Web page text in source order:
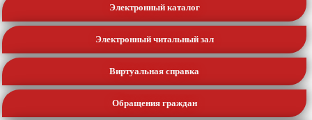
Электронный каталог
Электронный читальный зал
Виртуальная справка
Обращения граждан